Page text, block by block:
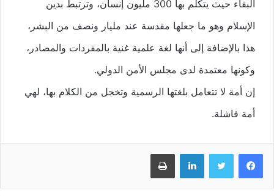
البقاء حيث يتكلم بها 300 مليون إنسان، وترتبط بدين
الإسلام وهو ما جعلها مقدسة عند مليار ونصف من البشر،
هذا بالإضافة إلى أنها لغة علمية غنية بالمفردات والمصادر،
وكونها معتمدة لدى مجلس الأمن الدولي.
إن أمة لا تتعامل بلغتها الرسمية وتخجل من الكلام بها، لهي
أمة فاشلة.
فيسبوك تويتر لينكدإن طباعة